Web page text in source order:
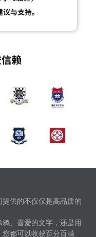
供的不仅仅是高品质的
、喜爱的文字，还是用
都可以收获百分百满